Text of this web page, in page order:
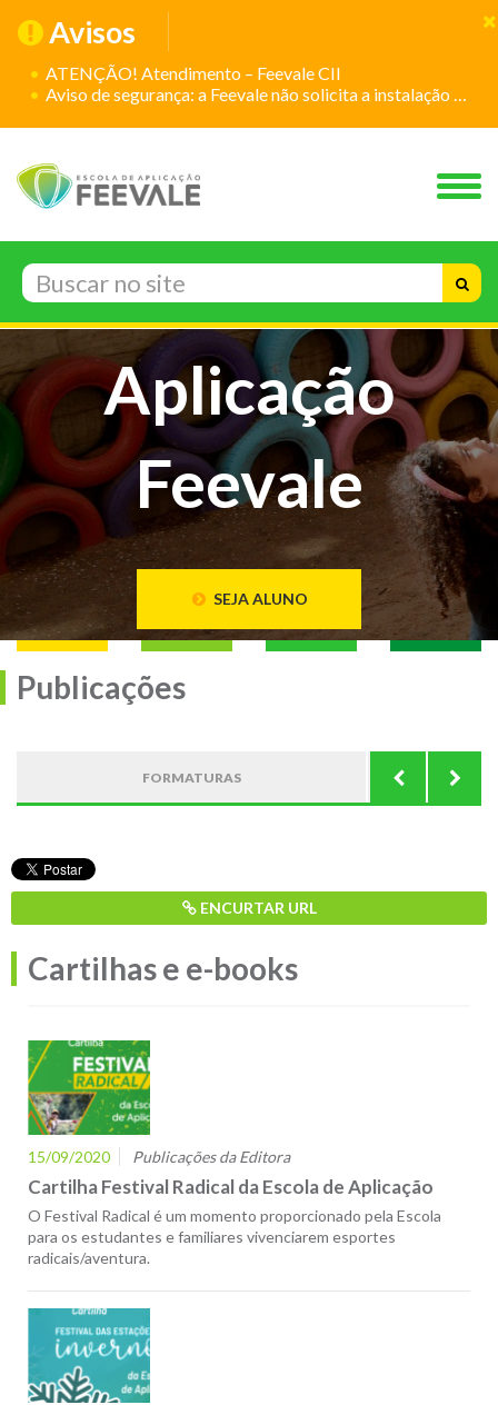
Avisos
ATENÇÃO! Atendimento – Feevale CII
Aviso de segurança: a Feevale não solicita a instalação de aplicativos
Escola de
Aplicação
Feevale
SEJA ALUNO
Publicações
FORMATURAS FALE
ENCURTAR URL
Cartilhas e e-books
15/09/2020 Publicações da Editora
Cartilha Festival Radical da Escola de Aplicação
O Festival Radical é um momento proporcionado pela Escola
para os estudantes e familiares vivenciarem esportes
radicais/aventura.